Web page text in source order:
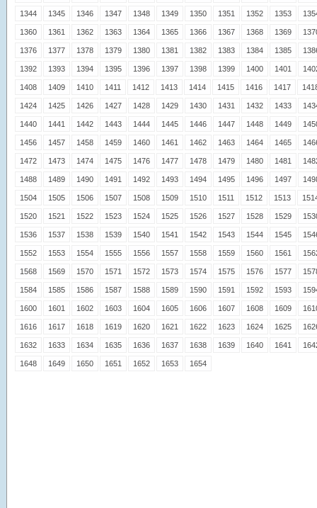
1344 1345 1346 1347 1348 1349 1350 1351 1352 1353
1360 1361 1362 1363 1364 1365 1366 1367 1368 1369
1376 1377 1378 1379 1380 1381 1382 1383 1384 1385
1392 1393 1394 1395 1396 1397 1398 1399 1400 1401
1408 1409 1410 1411 1412 1413 1414 1415 1416 1417
1424 1425 1426 1427 1428 1429 1430 1431 1432 1433
1440 1441 1442 1443 1444 1445 1446 1447 1448 1449
1456 1457 1458 1459 1460 1461 1462 1463 1464 1465
1472 1473 1474 1475 1476 1477 1478 1479 1480 1481
1488 1489 1490 1491 1492 1493 1494 1495 1496 1497
1504 1505 1506 1507 1508 1509 1510 1511 1512 1513
1520 1521 1522 1523 1524 1525 1526 1527 1528 1529
1536 1537 1538 1539 1540 1541 1542 1543 1544 1545
1552 1553 1554 1555 1556 1557 1558 1559 1560 1561
1568 1569 1570 1571 1572 1573 1574 1575 1576 1577
1584 1585 1586 1587 1588 1589 1590 1591 1592 1593
1600 1601 1602 1603 1604 1605 1606 1607 1608 1609
1616 1617 1618 1619 1620 1621 1622 1623 1624 1625
1632 1633 1634 1635 1636 1637 1638 1639 1640 1641
1648 1649 1650 1651 1652 1653 1654